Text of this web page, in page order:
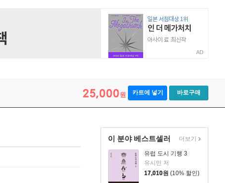
AD
25,000원 카트에 넣기 바로구매
이 분야 베스트셀러
유럽 도시 기행 3
유시민 저
17,010원 (10% 할인)
더보기